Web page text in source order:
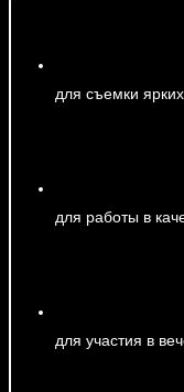
для съемки
для работы в
для участия в